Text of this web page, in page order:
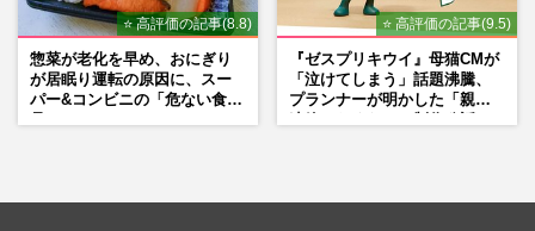
⭐ 高評価の記事(8.8)
惣菜が老化を早め、おにぎり
が居眠り運転の原因に、スー
パー&コンビニの「危ない食
⭐ 高評価の記事(9.5)
『ゼスプリキウイ』母猫CMが
「泣けてしまう」話題沸騰、
プランナーが明かした「親に